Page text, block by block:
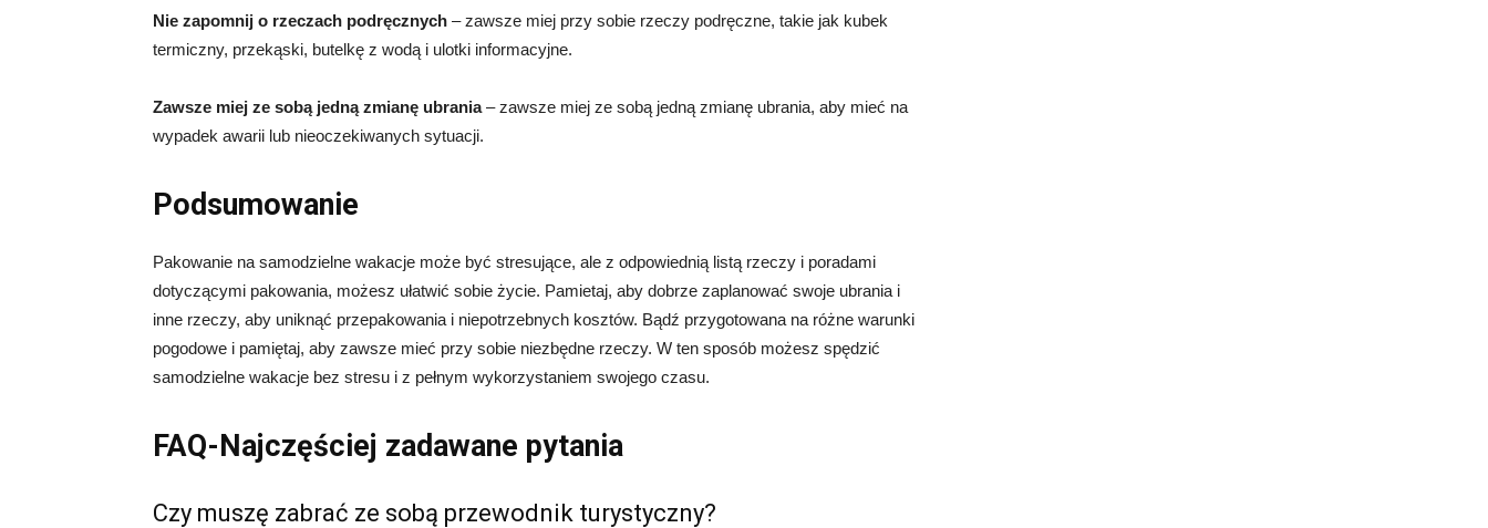
Nie zapomnij o rzeczach podręcznych – zawsze miej przy sobie rzeczy podręczne, takie jak kubek
termiczny, przekąski, butelkę z wodą i ulotki informacyjne.
Zawsze miej ze sobą jedną zmianę ubrania– zawsze miej ze sobą jedną zmianę ubrania, aby mieć na
wypadek awarii lub nieoczekiwanych sytuacji.
Podsumowanie
Pakowanie na samodzielne wakacje może być stresujące, ale z odpowiednią listą rzeczy i poradami
dotyczącymi pakowania, możesz ułatwić sobie życie. Pamietaj, aby dobrze zaplanować swoje ubrania i
inne rzeczy, aby uniknąć przepakowania i niepotrzebnych kosztów. Bądź przygotowana na różne warunki
pogodowe i pamiętaj, aby zawsze mieć przy sobie niezbędne rzeczy. W ten sposób możesz spędzić
samodzielne wakacje bez stresu i z pełnym wykorzystaniem swojego czasu.
FAQ-Najczęściej zadawane pytania
Czy muszę zabrać ze sobą przewodnik turystyczny?